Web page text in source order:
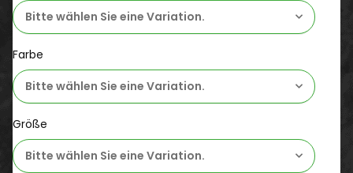
Bitte wählen Sie eine Variation.
Farbe
Bitte wählen Sie eine Variation.
Größe
Bitte wählen Sie eine Variation.